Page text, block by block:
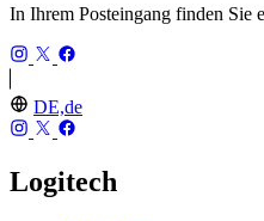
In Ihrem Posteingang finden Sie
DE,de
Logitech